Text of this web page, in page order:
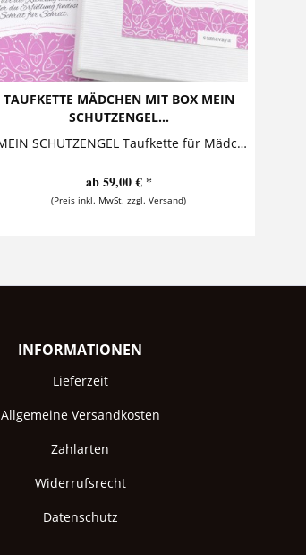
TAUFKETTE MÄDCHEN MIT BOX MEIN
SCHUTZENGEL...
MEIN SCHUTZENGEL Taufkette für Mädchen mit Geschenkbox Diese bezaubernde Taufkette für Mädchen besteht aus einem sehr schön gearbeiteten Engel, der zusammen mit einem Namensanhänger...
ab 59,00 € *
(Preis inkl. MwSt. zzgl. Versand)
INFORMATIONEN
Lieferzeit
Allgemeine Versandkosten
Zahlarten
Widerrufsrecht
Datenschutz